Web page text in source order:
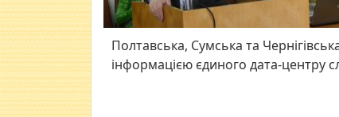
Полтавська, Сумська та
інформацією єдиного дата-центру